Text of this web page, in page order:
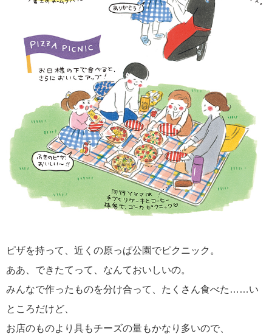
ピザを持って、近くの原っぱ公園でピクニック。
ああ、できたてって、なんておいしいの。
みんなで作ったものを分け合って、たくさん食べた……い
ところだけど、
お店のものより具もチーズの量もかなり多いので、